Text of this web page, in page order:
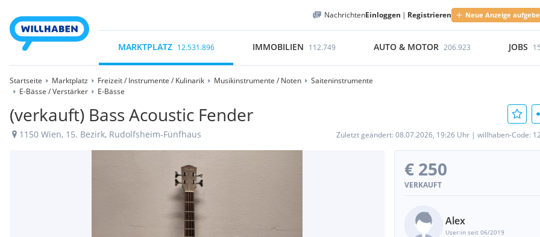
NachrichtenEinloggen | Registrieren Neue Anzeige
MARKTPLATZ 12.531.896 IMMOBILIEN 112.749 AUTO & MOTOR 206.923 JOBS
Startseite Marktplatz Freizeit / Instrumente / Kulinarik Musikinstrumente / Noten
Saiteninstrumente
E-Bässe / Verstärker
E-Bässe
(verkauft) Bass Acoustic Fender
1150 Wien, 15. Bezirk, Rudolfsheim-Fünfhaus Zuletzt geändert: 08.07.2026, 19:26 Uhr | willhaben-Code:
€ 250
VERKAUFT
Alex
User:in seit 06/2019